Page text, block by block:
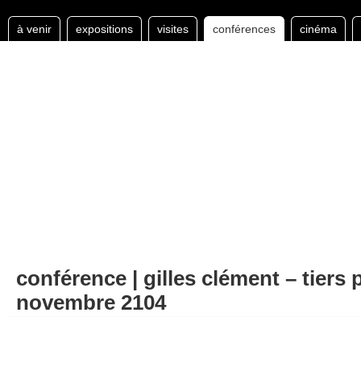
à venir expositions visites conférences cinéma
conférence | gilles clément – tiers
novembre 2104